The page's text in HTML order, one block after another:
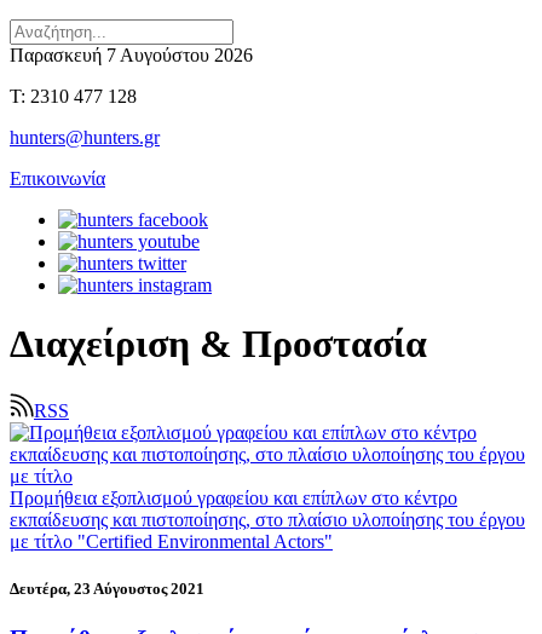
Παρασκευή 7 Αυγούστου 2026
T: 2310 477 128
hunters@hunters.gr
Επικοινωνία
Διαχείριση & Προστασία
RSS
Προμήθεια εξοπλισμού γραφείου και επίπλων στο κέντρο
εκπαίδευσης και πιστοποίησης, στο πλαίσιο υλοποίησης του έργου
με τίτλο "Certified Environmental Actors"
Δευτέρα, 23 Αύγουστος 2021